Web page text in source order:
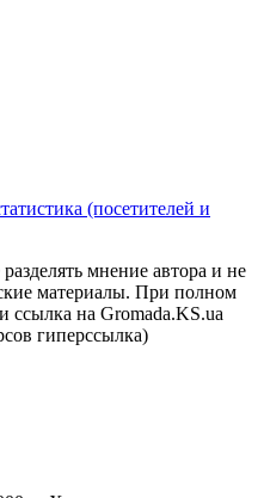
мнение автора и не
материалы. При полном
ссылка на Gromada.KS.ua
гиперссылка)